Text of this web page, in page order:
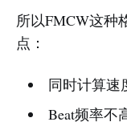
所以FMCW这种
点：
同时计算速
Beat频率不